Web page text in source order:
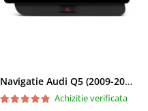
Navigatie Audi Q5 (2009-2017), Linux OS & OEM, MMI 3G, CarPlay & Android Auto Wireless, MirrorLink, Camera AHD, 12.3 Inch - AD-BGAALNXH+AD-BGRKITQ5002
Achizitie verificata